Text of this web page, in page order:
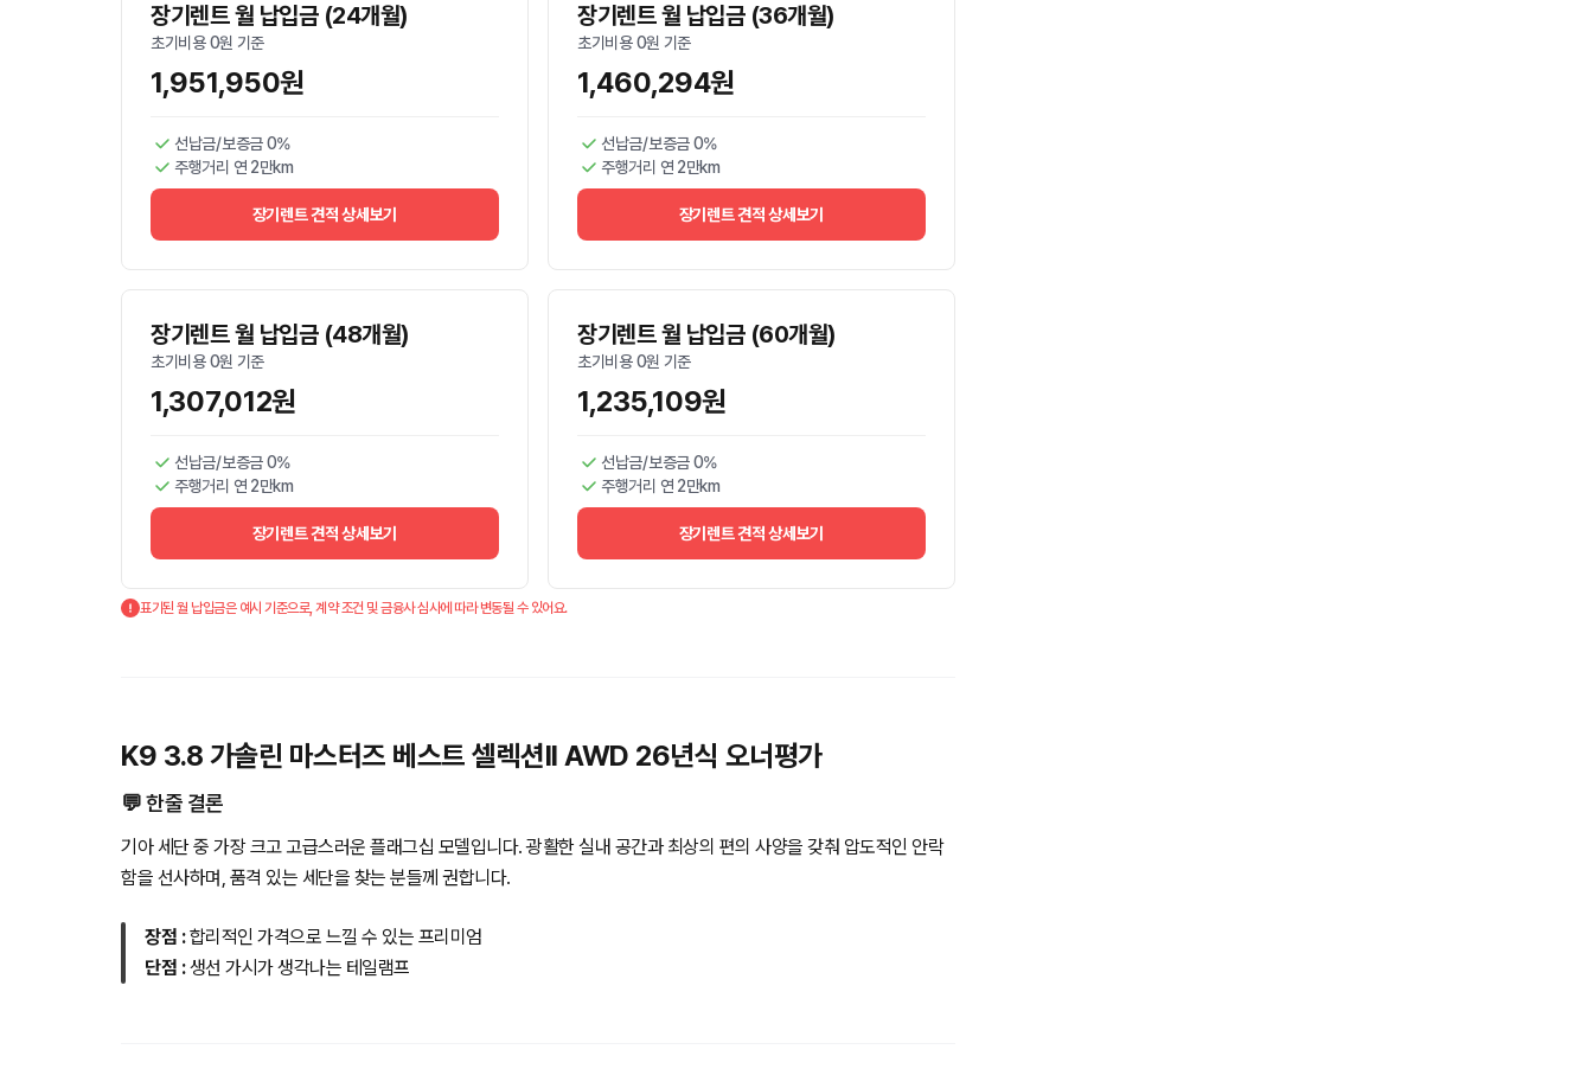
장기렌트 월 납입금 (24개월)
초기비용 0원 기준
1,951,950원
선납금/보증금 0%
주행거리 연 2만km
장기렌트 견적 상세보기
장기렌트 월 납입금 (36개월)
초기비용 0원 기준
1,460,294원
선납금/보증금 0%
주행거리 연 2만km
장기렌트 견적 상세보기
장기렌트 월 납입금 (48개월)
초기비용 0원 기준
1,307,012원
선납금/보증금 0%
주행거리 연 2만km
장기렌트 견적 상세보기
장기렌트 월 납입금 (60개월)
초기비용 0원 기준
1,235,109원
선납금/보증금 0%
주행거리 연 2만km
장기렌트 견적 상세보기
표기된 월 납입금은 예시 기준으로, 계약 조건 및 금융사 심사에 따라 변동될 수 있어요.
K9 3.8 가솔린 마스터즈 베스트 셀렉션II AWD 26년식 오너평가
💬 한줄 결론
기아 세단 중 가장 크고 고급스러운 플래그십 모델입니다. 광활한 실내 공간과 최상의 편의 사양을 갖춰 압도적인 안락
함을 선사하며, 품격 있는 세단을 찾는 분들께 권합니다.
장점 :합리적인 가격으로 느낄 수 있는 프리미엄
단점 :생선 가시가 생각나는 테일램프